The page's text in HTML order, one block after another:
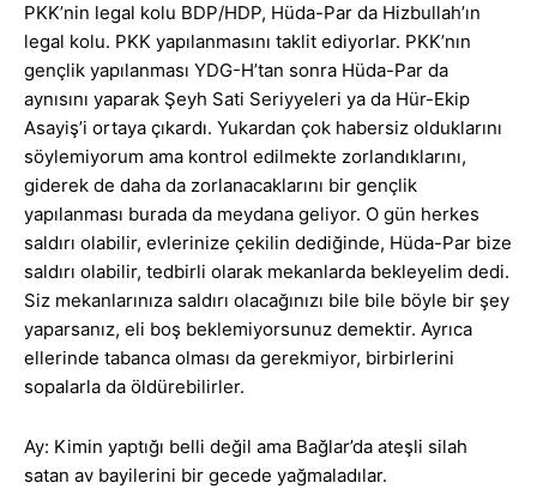
PKK’nin legal kolu BDP/HDP, Hüda-Par da Hizbullah’ın
legal kolu. PKK yapılanmasını taklit ediyorlar. PKK’nın
gençlik yapılanması YDG-H’tan sonra Hüda-Par da
aynısını yaparak Şeyh Sati Seriyyeleri ya da Hür-Ekip
Asayiş’i ortaya çıkardı. Yukardan çok habersiz olduklarını
söylemiyorum ama kontrol edilmekte zorlandıklarını,
giderek de daha da zorlanacaklarını bir gençlik
yapılanması burada da meydana geliyor. O gün herkes
saldırı olabilir, evlerinize çekilin dediğinde, Hüda-Par bize
saldırı olabilir, tedbirli olarak mekanlarda bekleyelim dedi.
Siz mekanlarınıza saldırı olacağınızı bile bile böyle bir şey
yaparsanız, eli boş beklemiyorsunuz demektir. Ayrıca
ellerinde tabanca olması da gerekmiyor, birbirlerini
sopalarla da öldürebilirler.
Ay: Kimin yaptığı belli değil ama Bağlar’da ateşli silah
satan av bayilerini bir gecede yağmaladılar.